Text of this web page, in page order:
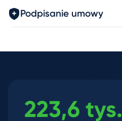
Podpisanie umowy
223,6 tys.